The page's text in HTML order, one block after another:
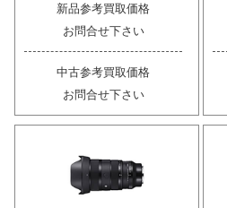
新品参考買取価格
お問合せ下さい
中古参考買取価格
お問合せ下さい